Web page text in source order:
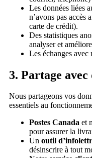
Les données liées
n’avons pas accès
carte de crédit).
Des statistiques
analyser et
Les échanges avec
3. Partage avec
Nous partageons vos
essentiels au
Postes Canada et
pour assurer la
Un outil
désinscrire à tout